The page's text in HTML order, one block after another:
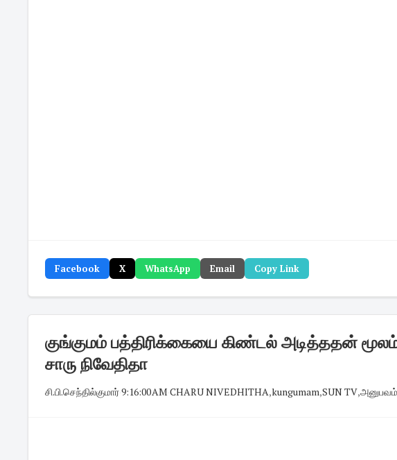
Facebook X WhatsApp Email Copy Link
குங்குமம் பத்திரிக்கையை கிண்டல் அடித்ததன்
சாரு நிவேதிதா
சி.பி.செந்தில்குமார்·9:16:00 AM ·CHARU NIVEDHITHA,kungumam,SUN TV,அனுபவம்